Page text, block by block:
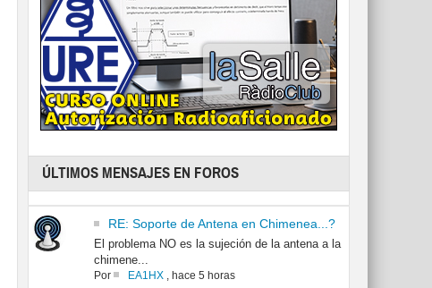
ÚLTIMOS MENSAJES EN FOROS
RE: Soporte de Antena en Chimenea...?
El problema NO es la sujeción de la antena a la
chimene...
Por EA1HX, hace 5 horas